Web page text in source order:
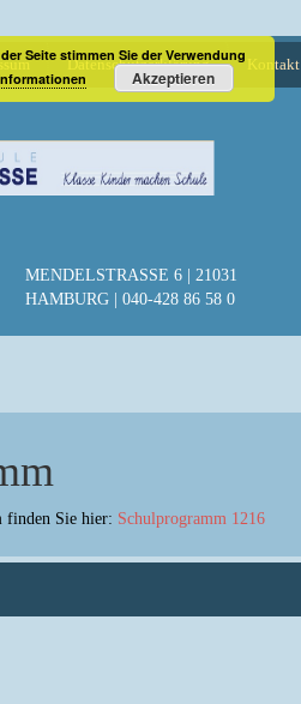
Datenschutzerklärung Kontakt
MENDELSTRASSE 6 | 21031
HAMBURG | 040-428 86 58 0
finden Sie hier: Schulprogramm 1216
Seite stimmen Sie der Verwendung
Akzeptieren